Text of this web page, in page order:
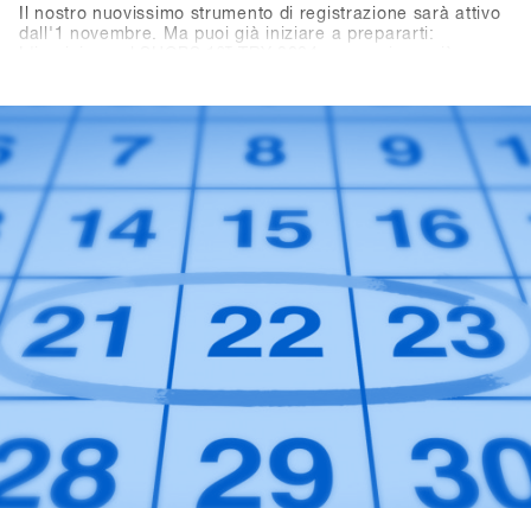
Il nostro nuovissimo strumento di registrazione sarà attivo
dall'1 novembre. Ma puoi già iniziare a prepararti:
BASE per il tuo negozio, è giunto il momento di crearlo.
Puoi già ora creare gratuitamente un account per il tuo
negozio. Dall'1 novembre, potrai effettuare l'accesso, fare
alcuni clic e sarai ufficialmente registrato per il SHOPS 1
TRY 2024.Con 76 marchi partecipanti, non vediamo l'ora di
darti il benvenuto!